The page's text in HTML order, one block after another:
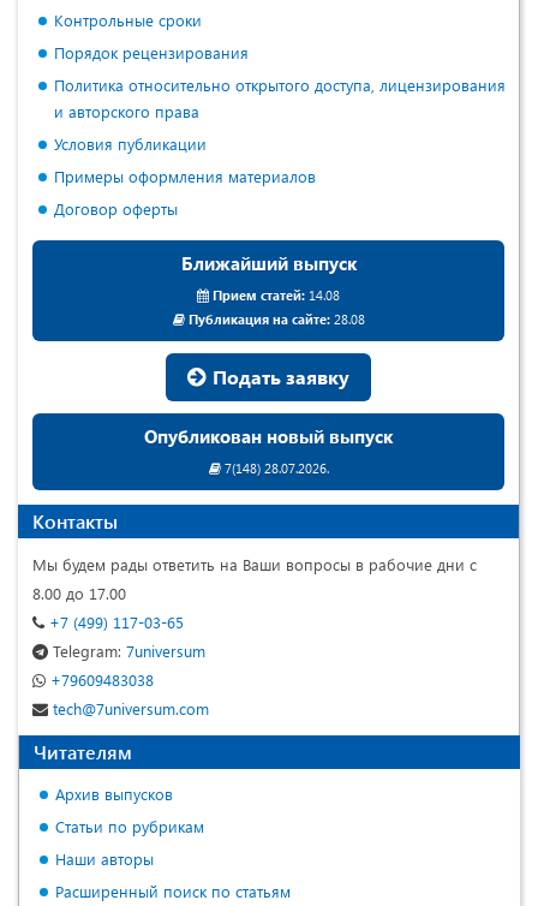
Контрольные сроки
Порядок рецензирования
Политика относительно открытого доступа, лицензирования
и авторского права
Условия публикации
Примеры оформления материалов
Договор оферты
Ближайший выпуск
Прием статей: 14.08
Публикация на сайте:28.08
Подать заявку
Опубликован новый выпуск
7(148) 28.07.2026.
Контакты
Мы будем рады ответить на Ваши вопросы в рабочие дни с
8.00 до 17.00
+7 (499) 117-03-65
Telegram: 7universum
+79609483038
tech@7universum.com
Читателям
Архив выпусков
Статьи по рубрикам
Наши авторы
Расширенный поиск по статьям